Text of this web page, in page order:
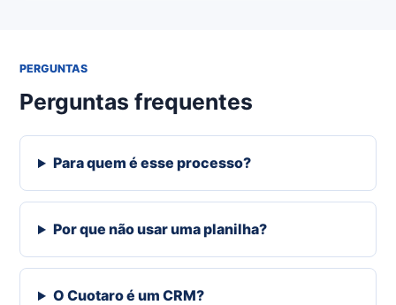
PERGUNTAS
Perguntas frequentes
Para quem é esse processo?
Por que não usar uma planilha?
O Cuotaro é um CRM?